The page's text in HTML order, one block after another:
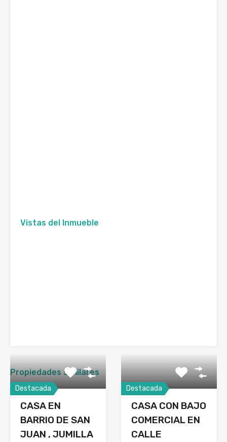
Vistas del Inmueble
Propiedades similares
Destacada
CASA EN
BARRIO DE SAN
JUAN , JUMILLA
Destacada
CASA CON BAJO
COMERCIAL EN
CALLE